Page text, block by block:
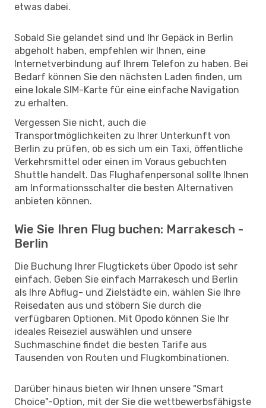
etwas dabei.
Sobald Sie gelandet sind und Ihr Gepäck in Berlin
abgeholt haben, empfehlen wir Ihnen, eine
Internetverbindung auf Ihrem Telefon zu haben. Bei
Bedarf können Sie den nächsten Laden finden, um
eine lokale SIM-Karte für eine einfache Navigation
zu erhalten.
Vergessen Sie nicht, auch die
Transportmöglichkeiten zu Ihrer Unterkunft von
Berlin zu prüfen, ob es sich um ein Taxi, öffentliche
Verkehrsmittel oder einen im Voraus gebuchten
Shuttle handelt. Das Flughafenpersonal sollte Ihnen
am Informationsschalter die besten Alternativen
anbieten können.
Wie Sie Ihren Flug buchen: Marrakesch -
Berlin
Die Buchung Ihrer Flugtickets über Opodo ist sehr
einfach. Geben Sie einfach Marrakesch und Berlin
als Ihre Abflug- und Zielstädte ein, wählen Sie Ihre
Reisedaten aus und stöbern Sie durch die
verfügbaren Optionen. Mit Opodo können Sie Ihr
ideales Reiseziel auswählen und unsere
Suchmaschine findet die besten Tarife aus
Tausenden von Routen und Flugkombinationen.
Darüber hinaus bieten wir Ihnen unsere "Smart
Choice"-Option, mit der Sie die wettbewerbsfähigste